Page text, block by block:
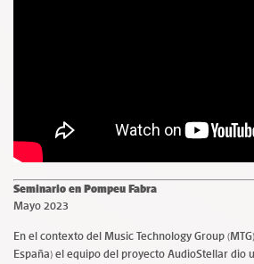
Seminario en Pompeu Fabra
Mayo 2023
En el contexto del Music Technology Group
España) el equipo del proyecto AudioStellar